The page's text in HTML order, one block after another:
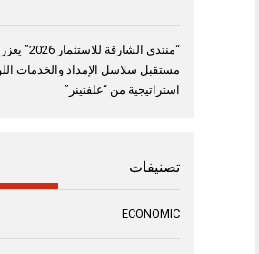
“منتدى
مستقبل سلاسل الإمداد والخدمات
استراتيجية من “غلفتينر”
تصنيفات
ECONOMIC